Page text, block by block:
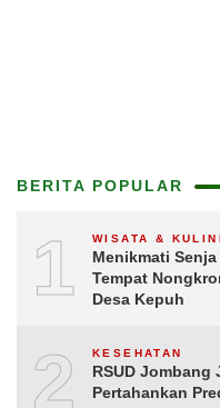
BERITA POPULAR
1 WISATA &
Menikmati
Tempat
Desa Kepuh
2 KESEHATAN
RSUD Jombang
Pertahankan